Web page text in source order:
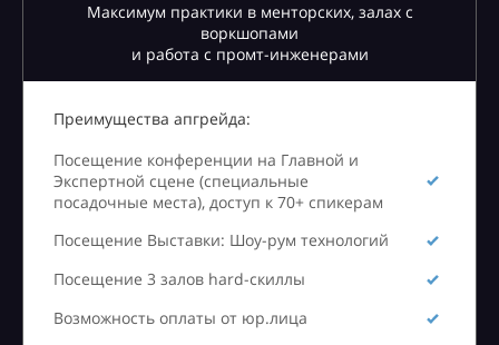
Максимум практики в менторских, залах с
воркшопами
и работа с промт-инженерами
Преимущества апгрейда:
Посещение конференции на Главной и
Экспертной сцене (специальные
посадочные места), доступ к 70+ спикерам
Посещение Выставки: Шоу-рум технологий
Посещение 3 залов hard-скиллы
Возможность оплаты от юр.лица